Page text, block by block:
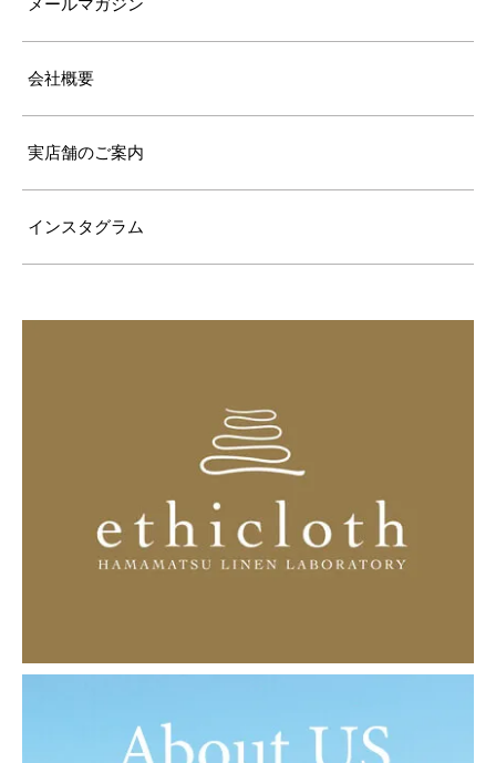
メールマガジン
会社概要
実店舗のご案内
インスタグラム